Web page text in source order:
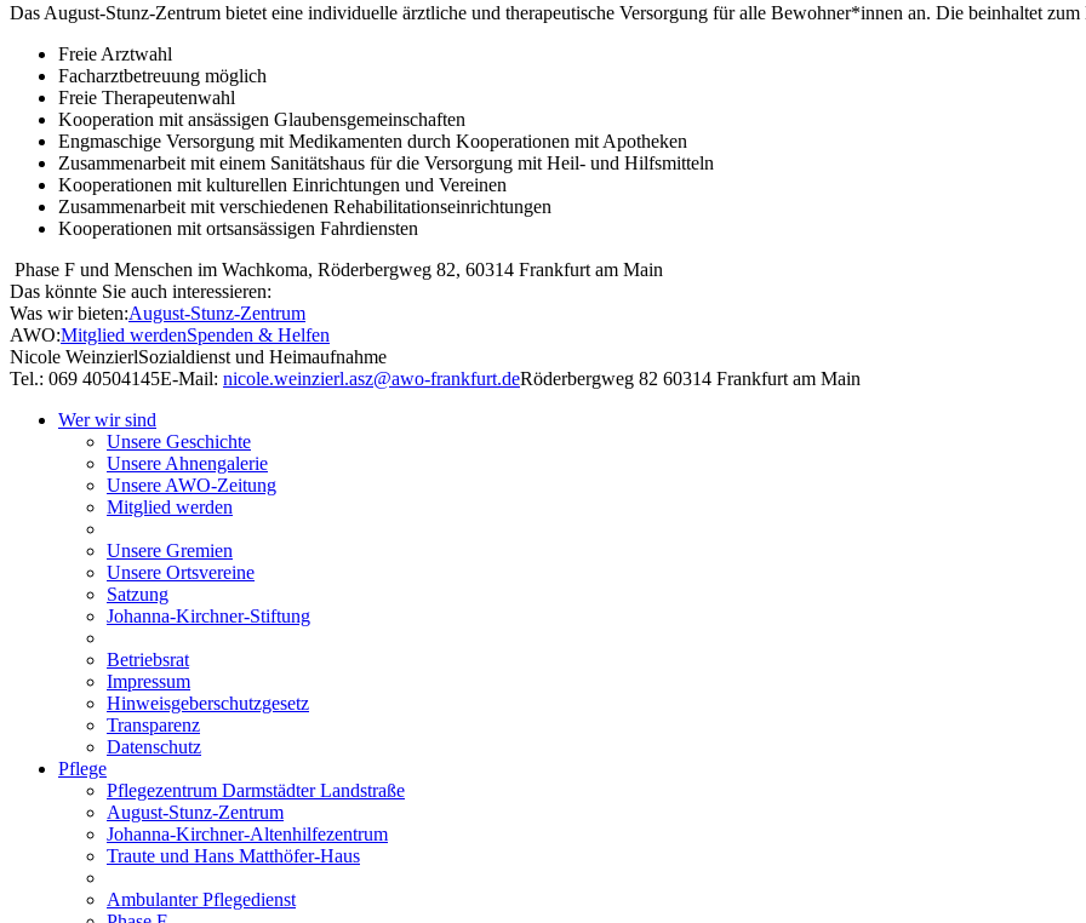
Das August-Stunz-Zentrum bietet eine individuelle ärztliche und therapeutische Versorgung für alle Bewohner*innen an. Die beinhaltet zum
Freie Arztwahl
Facharztbetreuung möglich
Freie Therapeutenwahl
Kooperation mit ansässigen Glaubensgemeinschaften
Engmaschige Versorgung mit Medikamenten durch Kooperationen mit Apotheken
Zusammenarbeit mit einem Sanitätshaus für die Versorgung mit Heil- und Hilfsmitteln
Kooperationen mit kulturellen Einrichtungen und Vereinen
Zusammenarbeit mit verschiedenen Rehabilitationseinrichtungen
Kooperationen mit ortsansässigen Fahrdiensten
Phase F und Menschen im Wachkoma, Röderbergweg 82, 60314 Frankfurt am Main
Das könnte Sie auch interessieren:
Was wir bieten:August-Stunz-Zentrum
AWO:Mitglied werdenSpenden & Helfen
Nicole WeinzierlSozialdienst und Heimaufnahme
Tel.: 069 40504145E-Mail: nicole.weinzierl.asz@awo-frankfurt.deRöderbergweg 82 60314 Frankfurt am Main
Wer wir sind
Unsere Geschichte
Unsere Ahnengalerie
Unsere AWO-Zeitung
Mitglied werden
Unsere Gremien
Unsere Ortsvereine
Satzung
Johanna-Kirchner-Stiftung
Betriebsrat
Impressum
Hinweisgeberschutzgesetz
Transparenz
Datenschutz
Pflege
Pflegezentrum Darmstädter Landstraße
August-Stunz-Zentrum
Johanna-Kirchner-Altenhilfezentrum
Traute und Hans Matthöfer-Haus
Ambulanter Pflegedienst